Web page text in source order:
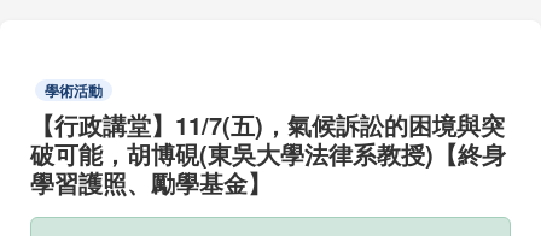
學術活動
【行政講堂】11/7(五)，氣候訴訟的困境與突
破可能，胡博硯(東吳大學法律系教授)【終身
學習護照、勵學基金】